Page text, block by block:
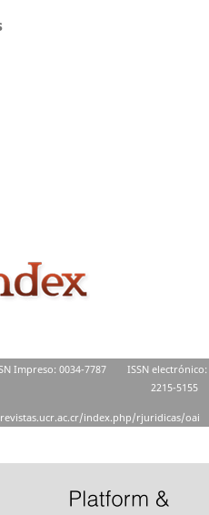
Impreso: 0034-7787
ISSN electrónico:
2215-5155
index.php/rjuridicas/oai